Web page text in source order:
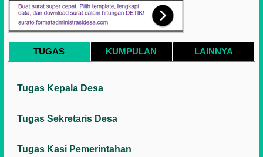
TUGAS KUMPULAN LAINNYA
Tugas Kepala Desa
Tugas Sekretaris Desa
Tugas Kasi Pemerintahan